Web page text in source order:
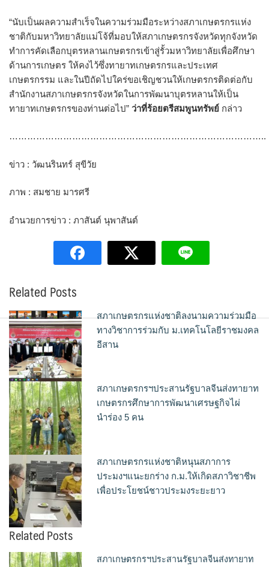
“นับเป็นผลความสำเร็จในความร่วมมือระหว่างสภาเกษตรกรแห่ง
ชาติกับมหาวิทยาลัยแม่โจ้ที่มอบให้สภาเกษตรกรจังหวัดทุกจังหวัด
ทำการคัดเลือกบุตรหลานเกษตรกรเข้าสู่รั้วมหาวิทยาลัยเพื่อศึกษา
ด้านการเกษตร ให้คงไว้ซึ่งทายาทเกษตรกรและประเทศ
เกษตรกรรม และในปีถัดไปใคร่ขอเชิญชวนให้เกษตรกรติดต่อกับ
สำนักงานสภาเกษตรกรจังหวัดในการพัฒนาบุตรหลานให้เป็น
ทายาทเกษตรกรของท่านต่อไป” ว่าที่ร้อยตรีสมพูนทรัพย์ กล่าว
…………………………………………………………………………..
ข่าว : วัฒนรินทร์ สุขีวัย
ภาพ : สมชาย มารศรี
อำนวยการข่าว : ภาสันต์ นุพาสันต์
Related Posts
สภาเกษตรกรแห่งชาติลงนามความร่วมมือ
ทางวิชาการร่วมกับ ม.เทคโนโลยีราชมงคล
อีสาน
สภาเกษตรกรฯประสานรัฐบาลจีนส่งทายาท
เกษตรกรศึกษาการพัฒนาเศรษฐกิจไผ่
นำร่อง 5 คน
สภาเกษตรกรแห่งชาติหนุนสภาการ
ประมงฯแนะยกร่าง ก.ม.ให้เกิดสภาวิชาชีพ
เพื่อประโยชน์ชาวประมงระยะยาว
Related Posts
สภาเกษตรกรฯประสานรัฐบาลจีนส่งทายาท